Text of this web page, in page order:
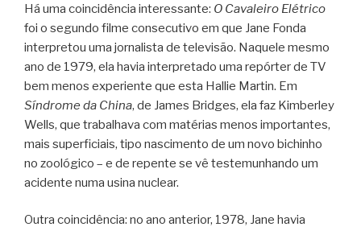
Há uma coincidência interessante: O Cavaleiro Elétrico
foi o segundo filme consecutivo em que Jane Fonda
interpretou uma jornalista de televisão. Naquele mesmo
ano de 1979, ela havia interpretado uma repórter de TV
bem menos experiente que esta Hallie Martin. Em
Síndrome da China, de James Bridges, ela faz Kimberley
Wells, que trabalhava com matérias menos importantes,
mais superficiais, tipo nascimento de um novo bichinho
no zoológico – e de repente se vê testemunhando um
acidente numa usina nuclear.
Outra coincidência: no ano anterior, 1978, Jane havia